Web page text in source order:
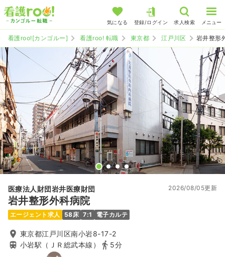
気になる 登録/ログイン 求人検索 メニュー
看護roo![カンゴルー] 看護roo! 転職 東京都 江戸川区 岩井整形
医療法人財団岩井医療財団
岩井整形外科病院
2026/08/05更新
エージェント求人 58床 7:1 電子カルテ
東京都江戸川区南小岩8-17-2
小岩駅（ＪＲ総武本線）
5分